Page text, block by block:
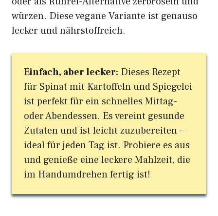
würzen. Diese vegane Variante ist genauso
lecker und nährstoffreich.
Einfach, aber lecker: Dieses Rezept
für Spinat mit Kartoffeln und Spiegelei
ist perfekt für ein schnelles Mittag-
oder Abendessen. Es vereint gesunde
Zutaten und ist leicht zuzubereiten –
ideal für jeden Tag ist. Probiere es aus
und genieße eine leckere Mahlzeit, die
im Handumdrehen fertig ist!